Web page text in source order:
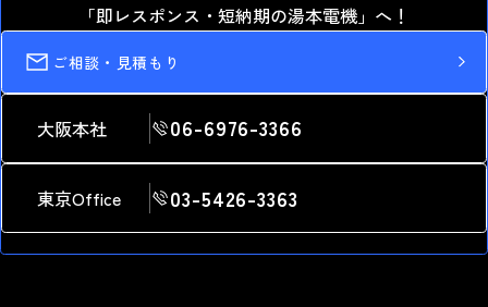
「即レスポンス・短納期の湯本電機」へ！
ご相談・見積もり
大阪本社 06-6976-3366
東京Office 03-5426-3363